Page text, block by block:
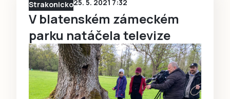
Strakonicko25. 5. 2021 7:32
V blatenském zámeckém
parku natáčela televize